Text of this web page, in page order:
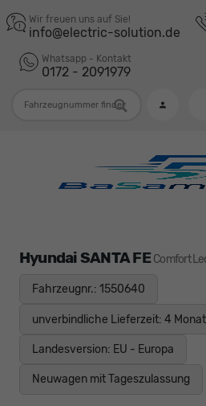
Wir freuen uns auf Sie!
info@electric-solution.de
Whatsapp - Kontakt
0172 - 2091979
Hyundai SANTA FEComfort
Fahrzeugnr.: 1550640
unverbindliche Lieferzeit:4
Landesversion: EU - Europa
Neuwagen mit Tageszulassung